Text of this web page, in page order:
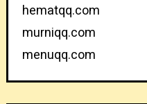
hematqq.com
murniqq.com
menuqq.com